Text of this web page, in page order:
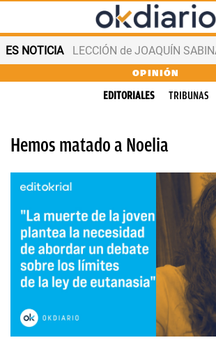
ES NOTICIA LECCIÓN de JOAQUÍN
OPINIÓN
EDITORIALES TRIBUNAS
Hemos matado a Noelia